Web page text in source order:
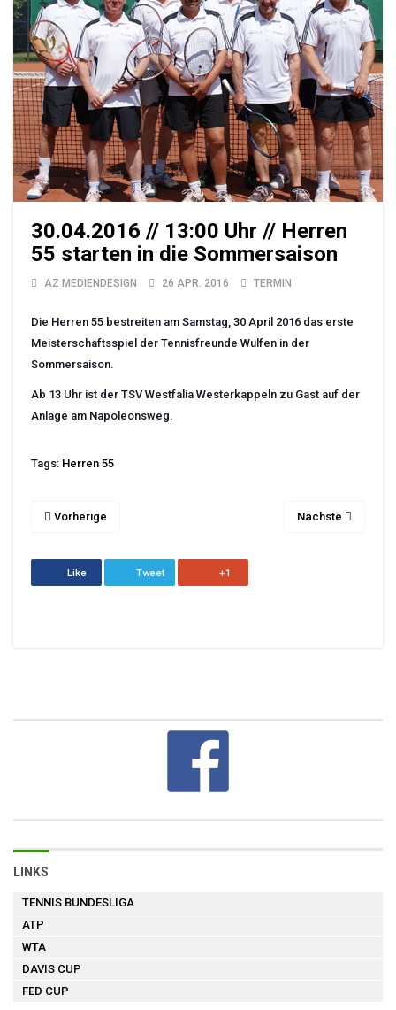
30.04.2016 // 13:00 Uhr // Herren
55 starten in die Sommersaison
AZ MEDIENDESIGN 26 APR. 2016 TERMIN
Die Herren 55 bestreiten am Samstag, 30 April 2016 das erste
Meisterschaftsspiel der Tennisfreunde Wulfen in der
Sommersaison.
Ab 13 Uhr ist der TSV Westfalia Westerkappeln zu Gast auf der
Anlage am Napoleonsweg.
Tags: Herren 55
Vorherige Nächste
Like Tweet +1
LINKS
TENNIS BUNDESLIGA
ATP
WTA
DAVIS CUP
FED CUP